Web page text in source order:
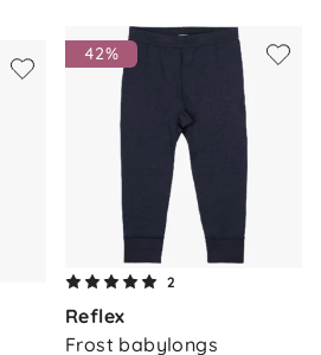
42%
2
Reflex
Frost babylongs